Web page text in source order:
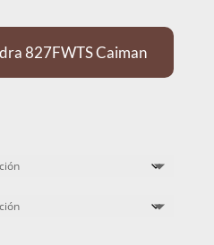
827FWTS Caiman